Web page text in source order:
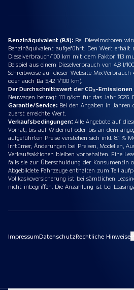
Benzinäquivalent (Bä): Bei Dieselmotoren
Benzinäquivalent aufgeführt. Den Wert erhält
Dieselverbrauch/100 km mit dem Faktor 113
Beispiel aus einem Dieselverbrauch von 4,8 l/
Schreibweise auf dieser Website Mix-
oder auch Ba 5,42 1/100 km).
Der Durchschnittswert der CO₂-Emissionen
Neuwagen beträgt 111 g/km für das Jahr
Garantie/Service: Bei den Angaben in
zuerst erreichte Wert.
Verkaufsbedingungen: Alle Angebote auf
Vorrat, bis auf Widerruf oder bis an dem
aufgeführten Preise verstehen sich inkl. 8.1 %
Irrtümer, Änderungen bei Preisen, Modellen,
Verkaufsaktionen bleiben vorbehalten. Eine
falls sie zur Überschuldung der Konsumentin
Abgebildete Fahrzeuge enthalten zum Teil
Vollkaskoversicherung ist bei sämtlichen
nicht inbegriffen. Die Anzahlung ist bei
ImpressumDatenschutzRechtliche Hinweise